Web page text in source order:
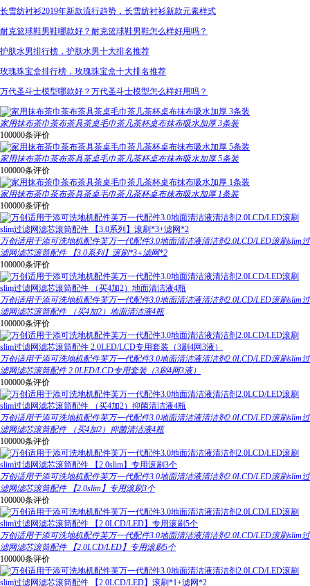
长雪纺衬衫2019年新款流行趋势，长雪纺衬衫新款元素样式
耐克篮球鞋男鞋哪款好？耐克篮球鞋男鞋怎么样好用吗？
护肤水男排行榜，护肤水男十大排名推荐
玫瑰珠宝盒排行榜，玫瑰珠宝盒十大排名推荐
万代圣斗士模型哪款好？万代圣斗士模型怎么样好用吗？
家用抹布茶巾茶布茶具茶桌毛巾茶几茶杯桌布抹布吸水加厚 3条装
100000条评价
家用抹布茶巾茶布茶具茶桌毛巾茶几茶杯桌布抹布吸水加厚 5条装
100000条评价
家用抹布茶巾茶布茶具茶桌毛巾茶几茶杯桌布抹布吸水加厚 1条装
100000条评价
万创适用于添可洗地机配件芙万一代配件3.0地面清洁液清洁剂2.0LCD/LED滚刷slim过
滤网滤芯滚筒配件 【3.0系列】滚刷*3+滤网*2
100000条评价
万创适用于添可洗地机配件芙万一代配件3.0地面清洁液清洁剂2.0LCD/LED滚刷slim过
滤网滤芯滚筒配件 （买4加2）地面清洁液4瓶
100000条评价
万创适用于添可洗地机配件芙万一代配件3.0地面清洁液清洁剂2.0LCD/LED滚刷slim过
滤网滤芯滚筒配件 2.0LED/LCD专用套装（3刷4网3液）
100000条评价
万创适用于添可洗地机配件芙万一代配件3.0地面清洁液清洁剂2.0LCD/LED滚刷slim过
滤网滤芯滚筒配件 （买4加2）抑菌清洁液4瓶
100000条评价
万创适用于添可洗地机配件芙万一代配件3.0地面清洁液清洁剂2.0LCD/LED滚刷slim过
滤网滤芯滚筒配件 【2.0slim】专用滚刷3个
100000条评价
万创适用于添可洗地机配件芙万一代配件3.0地面清洁液清洁剂2.0LCD/LED滚刷slim过
滤网滤芯滚筒配件 【2.0LCD/LED】专用滚刷5个
100000条评价